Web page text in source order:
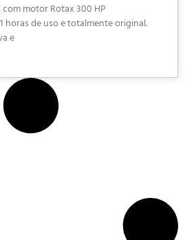
com motor Rotax 300 HP
horas de uso e totalmente original.
e